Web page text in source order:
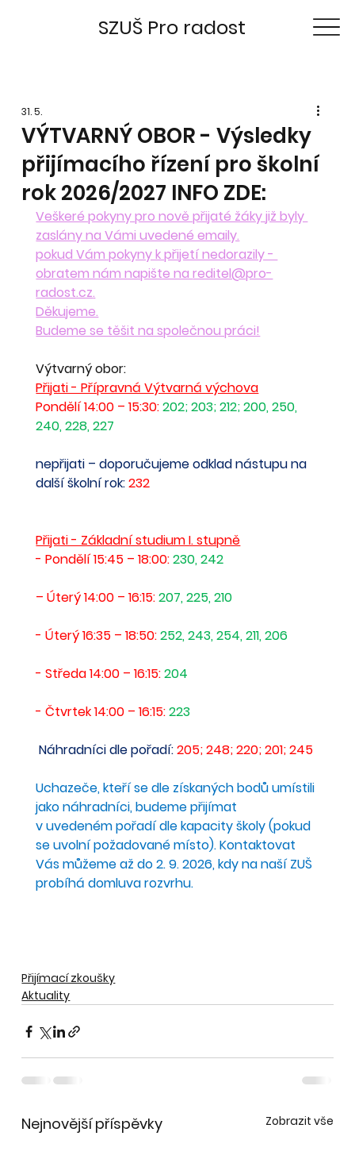
SZUŠ Pro radost
VÝTVARNÝ OBOR - Výsledky
přijímacího řízení pro školní
rok 2026/2027 INFO ZDE:
31. 5.
Veškeré pokyny pro nově přijaté žáky již byly
zaslány na Vámi uvedené emaily.
pokud Vám pokyny k přijetí nedorazily -
obratem nám napište na reditel@pro-
radost.cz.
Děkujeme.
Budeme se těšit na společnou práci!
Výtvarný obor:
Přijati - Přípravná Výtvarná výchova
Pondělí 14:00 – 15:30: 202; 203; 212; 200, 250,
240, 228, 227
nepřijati – doporučujeme odklad nástupu na
další školní rok: 232
Přijati - Základní studium I. stupně
- Pondělí 15:45 – 18:00: 230, 242
– Úterý 14:00 – 16:15: 207, 225, 210
- Úterý 16:35 – 18:50:252, 243, 254, 211, 206
- Středa 14:00 – 16:15: 204
- Čtvrtek 14:00 – 16:15: 223
Náhradníci dle pořadí: 205; 248; 220; 201; 245
Uchazeče, kteří se dle získaných bodů umístili
jako náhradníci, budeme přijímat
v uvedeném pořadí dle kapacity školy (pokud
se uvolní požadované místo). Kontaktovat
Vás můžeme až do 2. 9. 2026, kdy na naší ZUŠ
probíhá domluva rozvrhu.
Přijímací zkoušky
Aktuality
Nejnovější příspěvky Zobrazit vše